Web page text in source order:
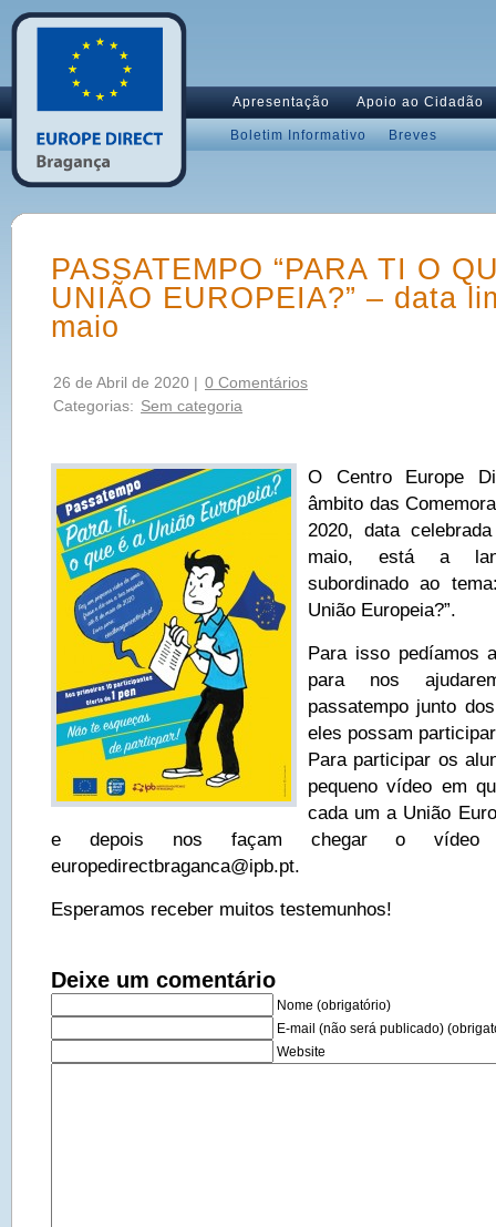
Apresentação Apoio ao Cidadão
Boletim Informativo Breves
PASSATEMPO “PARA TI O
UNIÃO EUROPEIA?” – data
maio
26 de Abril de 2020 | 0 Comentários
Categorias: Sem categoria
O Centro Europe
âmbito das
2020, data
maio, está a
subordinado ao
União Europeia?”.
Para isso pedíamos
para nos
passatempo junto
eles possam
Para participar os
pequeno vídeo em
cada um a União
e depois nos façam chegar o vídeo
europedirectbraganca@ipb.pt.
Esperamos receber muitos testemunhos!
Deixe um comentário
Nome (obrigatório)
E-mail (não será publicado)
Website